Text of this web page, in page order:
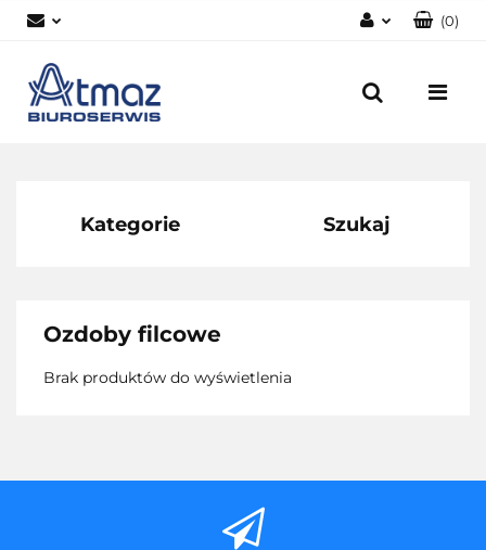
Zarejestruj się
(0)
Kategorie Szukaj
Ozdoby filcowe
Brak produktów do wyświetlenia